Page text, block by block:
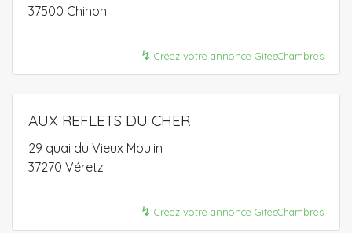
37500 Chinon
↯ Créez votre annonce GitesChambres
AUX REFLETS DU CHER
29 quai du Vieux Moulin
37270 Véretz
↯ Créez votre annonce GitesChambres